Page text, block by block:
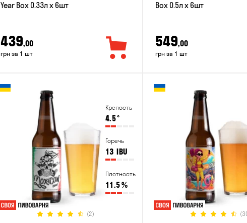
Year Box 0.33л x 6шт
439,00
грн за 1 шт
Box 0.5л x 6шт
549,00
грн за 1 шт
Крепость
4.5°
Горечь
13 IBU
Плотность
11.5%
(2)